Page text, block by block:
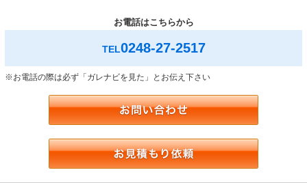
お電話はこちらから
TEL0248-27-2517
※お電話の際は必ず「ガレナビを見た」とお伝え下さい